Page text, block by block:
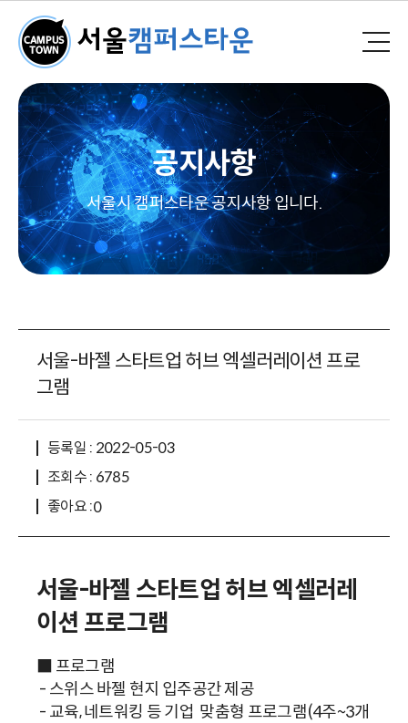
공지사항
서울시 캠퍼스타운 공지사항 입니다.
서울-바젤 스타트업 허브 엑셀러레이션 프로
그램
등록일 : 2022-05-03
조회수 : 6785
좋아요 :0
서울-바젤 스타트업 허브 엑셀러레
이션 프로그램
■ 프로그램
- 스위스 바젤 현지 입주공간 제공
- 교육, 네트워킹 등 기업 맞춤형 프로그램(4주~3개